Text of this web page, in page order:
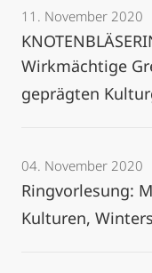
11. November 2020
Wirkmächtige
geprägten
04. November 2020
Ringvorlesung:
Kulturen,